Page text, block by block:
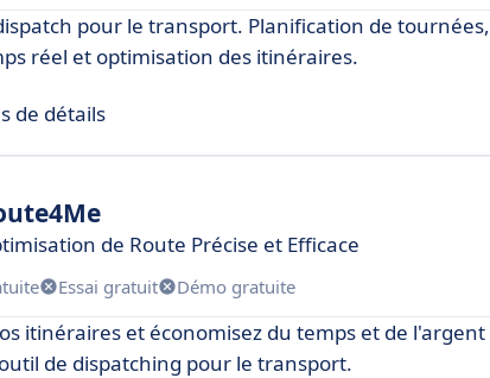
pour le transport. Planification de tournées,
réel et optimisation des itinéraires.
de détails
de Route Précise et Efficace
Essai gratuit Démo gratuite
itinéraires et économisez du temps et de l'argent
de dispatching pour le transport.